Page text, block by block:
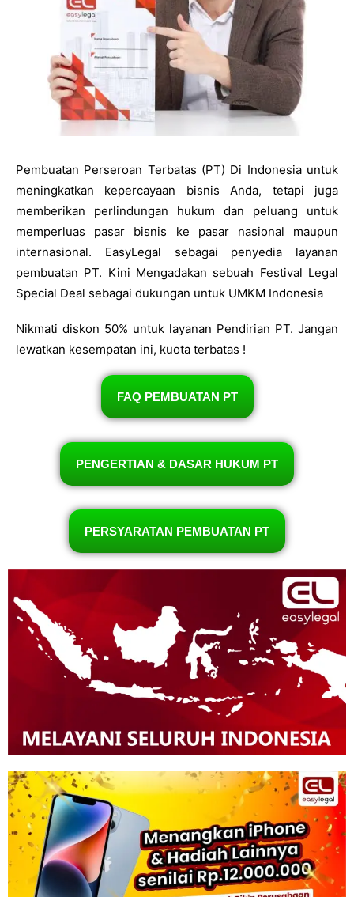
Pembuatan Perseroan Terbatas (PT) Di Indonesia untuk
meningkatkan kepercayaan bisnis Anda, tetapi juga
memberikan perlindungan hukum dan peluang untuk
memperluas pasar bisnis ke pasar nasional maupun
internasional. EasyLegal sebagai penyedia layanan
pembuatan PT. Kini Mengadakan sebuah Festival Legal
Special Deal sebagai dukungan untuk UMKM Indonesia
Nikmati diskon 50% untuk layanan Pendirian PT. Jangan
lewatkan kesempatan ini, kuota terbatas !
FAQ PEMBUATAN PT
PENGERTIAN & DASAR HUKUM PT
PERSYARATAN PEMBUATAN PT